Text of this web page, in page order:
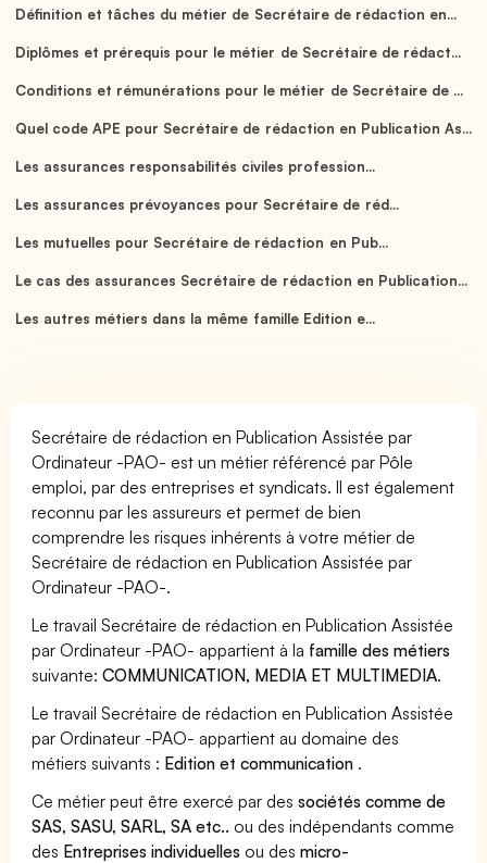
Définition et tâches du métier de Secrétaire de rédaction en...
Diplômes et prérequis pour le métier de Secrétaire de rédact...
Conditions et rémunérations pour le métier de Secrétaire de ...
Quel code APE pour Secrétaire de rédaction en Publication As...
Les assurances responsabilités civiles profession...
Les assurances prévoyances pour Secrétaire de réd...
Les mutuelles pour Secrétaire de rédaction en Pub...
Le cas des assurances Secrétaire de rédaction en Publication...
Les autres métiers dans la même famille Edition e...
Secrétaire de rédaction en Publication Assistée par
Ordinateur -PAO- est un métier référencé par Pôle
emploi, par des entreprises et syndicats. Il est également
reconnu par les assureurs et permet de bien
comprendre les risques inhérents à votre métier de
Secrétaire de rédaction en Publication Assistée par
Ordinateur -PAO-.
Le travail Secrétaire de rédaction en Publication Assistée
par Ordinateur -PAO- appartient à la famille des métiers
suivante:COMMUNICATION, MEDIA ET MULTIMEDIA.
Le travail Secrétaire de rédaction en Publication Assistée
par Ordinateur -PAO- appartient au domaine des
métiers suivants : Edition et communication .
Ce métier peut être exercé par dessociétés comme de
SAS, SASU, SARL, SA etc.. ou des indépendants comme
des Entreprises individuelles ou desmicro-